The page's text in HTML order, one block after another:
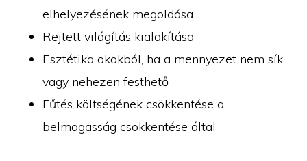
elhelyezésének megoldása
Rejtett világítás kialakítása
Esztétika okokból, ha a mennyezet nem sík,
vagy nehezen festhető
Fűtés költségének csökkentése a
belmagasság csökkentése által